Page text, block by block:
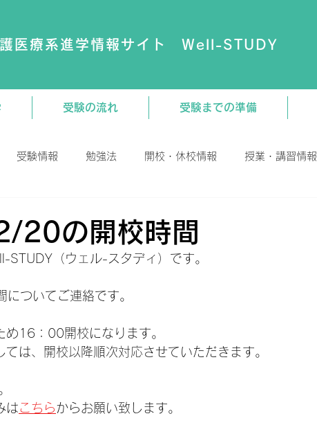
医療系進学情報サイト Well-STUDY
受験の流れ 受験までの準備
受験情報 勉強法 開校・休校情報 授業・講習情報
20の開校時間
STUDY（ウェル-スタディ）です。
ついてご連絡です。
め16：00開校になります。
は、開校以降順次対応させていただきます。
はこちらからお願い致します。